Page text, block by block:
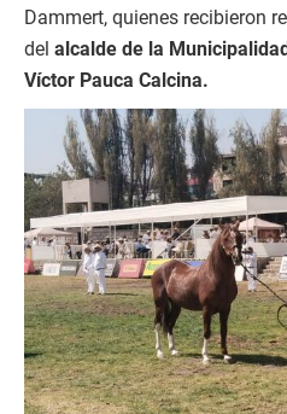
Dammert, quienes recibieron
del alcalde de la
Víctor Pauca Calcina.